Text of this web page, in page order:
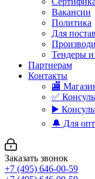
Вакансии
Политика
Для
Тендеры и
Партнерам
Контакты
🏬
✅️
▶️
🔔 Для
Заказать звонок
+7 (495) 646-00-59